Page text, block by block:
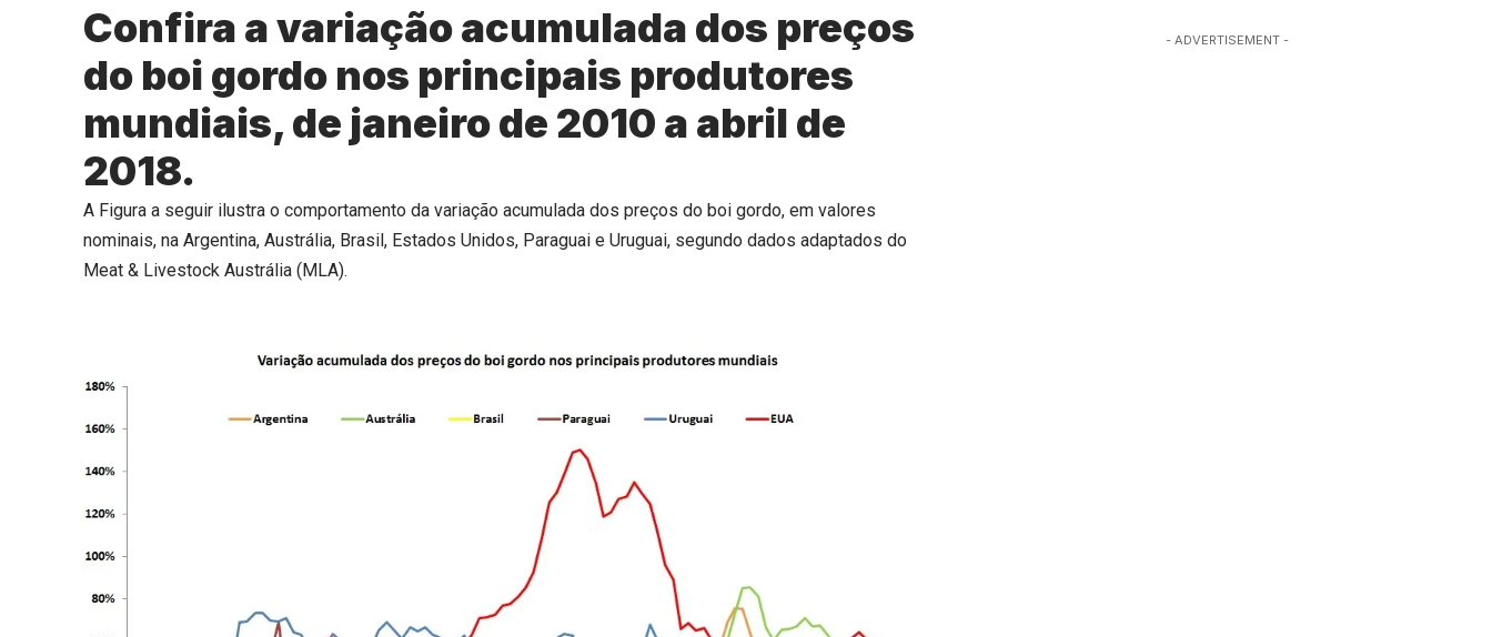
Confira a variação acumulada dos preços
do boi gordo nos principais produtores
mundiais, de janeiro de 2010 a abril de
2018.
A Figura a seguir ilustra o comportamento da variação acumulada dos preços do boi gordo, em valores
nominais, na Argentina, Austrália, Brasil, Estados Unidos, Paraguai e Uruguai, segundo dados adaptados do
Meat & Livestock Austrália (MLA).
- ADVERTISEMENT -